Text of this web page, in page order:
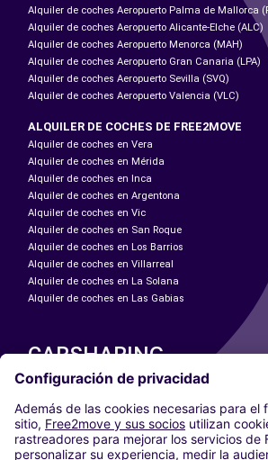
Alquiler de coches Aeropuerto Palma de Mallorca
Alquiler de coches Aeropuerto Alicante-Elche (ALC)
Alquiler de coches Aeropuerto Menorca (MAH)
Alquiler de coches Aeropuerto Gran Canaria (LPA)
Alquiler de coches Aeropuerto Sevilla (SVQ)
Alquiler de coches Aeropuerto Valencia (VLC)
ALQUILER DE COCHES DE FREE2MOVE
Alquiler de coches en Vera
Alquiler de coches en Mérida
Alquiler de coches en Inca
Alquiler de coches en Argentona
Alquiler de coches en Vic
Alquiler de coches en San Roque
Alquiler de coches en Los Barrios
Alquiler de coches en Villarreal
Alquiler de coches en La Solana
Alquiler de coches en Las Gabias
CARSHARING
NUESTRAS CIUDADES
Paris
Madrid
Washington DC